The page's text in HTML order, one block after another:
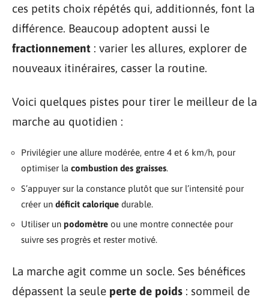
ces petits choix répétés qui, additionnés, font la
différence. Beaucoup adoptent aussi le
fractionnement : varier les allures, explorer de
nouveaux itinéraires, casser la routine.
Voici quelques pistes pour tirer le meilleur de la
marche au quotidien :
Privilégier une allure modérée, entre 4 et 6 km/h, pour
optimiser la combustion des graisses.
S’appuyer sur la constance plutôt que sur l’intensité pour
créer un déficit calorique durable.
Utiliser un podomètre ou une montre connectée pour
suivre ses progrès et rester motivé.
La marche agit comme un socle. Ses bénéfices
dépassent la seule perte de poids : sommeil de